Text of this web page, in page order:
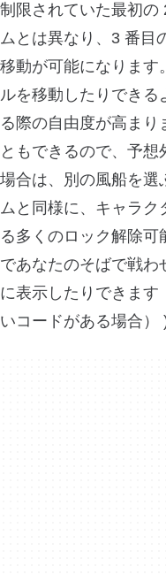
制限されていた最初の
ムとは異なり、3 番目
移動が可能になります
ルを移動したりできる
る際の自由度が高まり
ともできるので、予
場合は、別の風船を選
ムと同様に、キャラク
る多くのロック解除可
であなたのそばで戦わ
に表示したりできます
いコードがある場合）